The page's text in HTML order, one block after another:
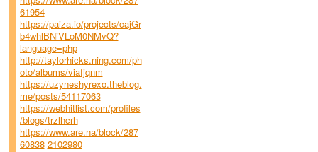
61954
https://paiza.io/projects/cajGr
b4whlBNiVLoM0NMvQ?
language=php
http://taylorhicks.ning.com/ph
oto/albums/viafjqnm
https://uzyneshyrexo.theblog.
me/posts/54117063
https://webhitlist.com/profiles
/blogs/trzlhcrh
https://www.are.na/block/287
60838 2102980